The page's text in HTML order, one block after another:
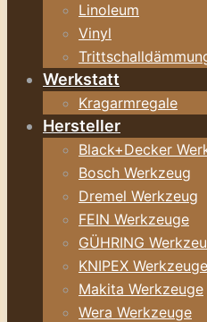
Linoleum
Vinyl
Werkstatt
Kragarmregale
Hersteller
Black+Decker
Bosch Werkzeug
Dremel Werkzeug
FEIN Werkzeuge
GÜHRING
KNIPEX Werkzeuge
Makita Werkzeuge
Wera Werkzeuge